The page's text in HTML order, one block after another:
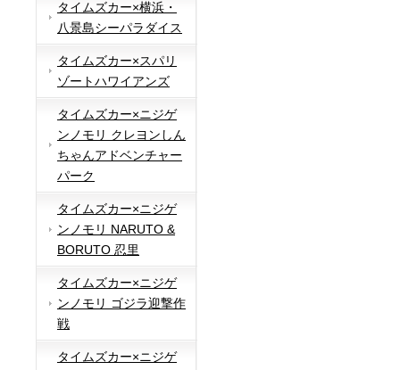
タイムズカー×横浜・
八景島シーパラダイス
タイムズカー×スパリ
ゾートハワイアンズ
タイムズカー×ニジゲ
ンノモリ クレヨンしん
ちゃんアドベンチャー
パーク
タイムズカー×ニジゲ
ンノモリ NARUTO &
BORUTO 忍里
タイムズカー×ニジゲ
ンノモリ ゴジラ迎撃作
戦
タイムズカー×ニジゲ